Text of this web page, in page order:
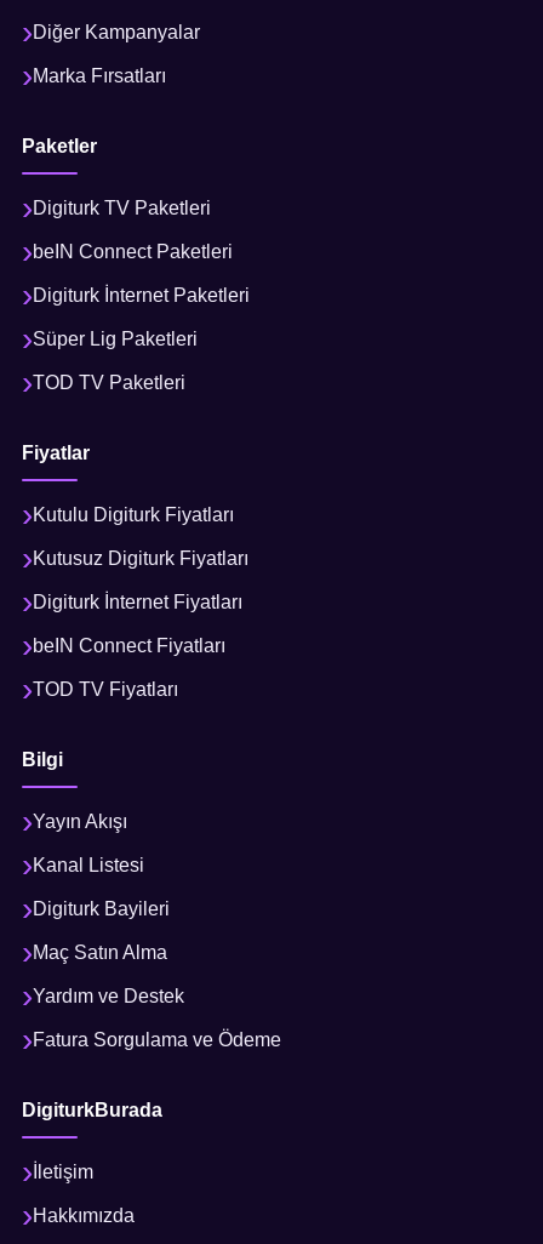
Diğer Kampanyalar
Marka Fırsatları
Paketler
Digiturk TV Paketleri
beIN Connect Paketleri
Digiturk İnternet Paketleri
Süper Lig Paketleri
TOD TV Paketleri
Fiyatlar
Kutulu Digiturk Fiyatları
Kutusuz Digiturk Fiyatları
Digiturk İnternet Fiyatları
beIN Connect Fiyatları
TOD TV Fiyatları
Bilgi
Yayın Akışı
Kanal Listesi
Digiturk Bayileri
Maç Satın Alma
Yardım ve Destek
Fatura Sorgulama ve Ödeme
DigiturkBurada
İletişim
Hakkımızda